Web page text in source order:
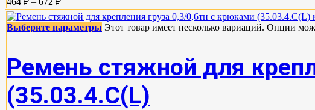
Выберите параметры Этот товар имеет несколько вариаций. Опции
Ремень стяжной для
(35.03.4.C(L)